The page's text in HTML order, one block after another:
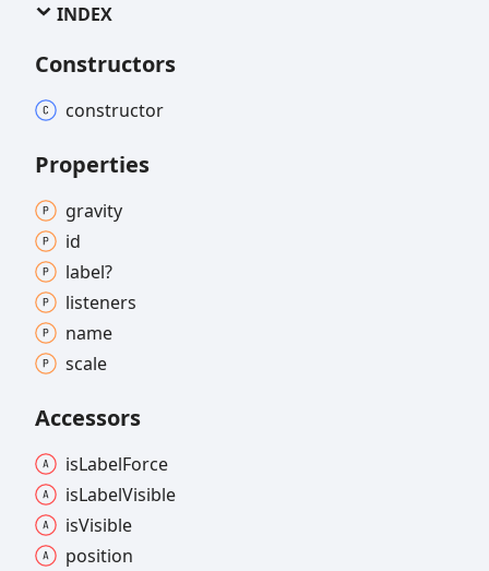
INDEX
Constructors
constructor
Properties
gravity
id
label?
listeners
name
scale
Accessors
isLabelForce
isLabelVisible
isVisible
position